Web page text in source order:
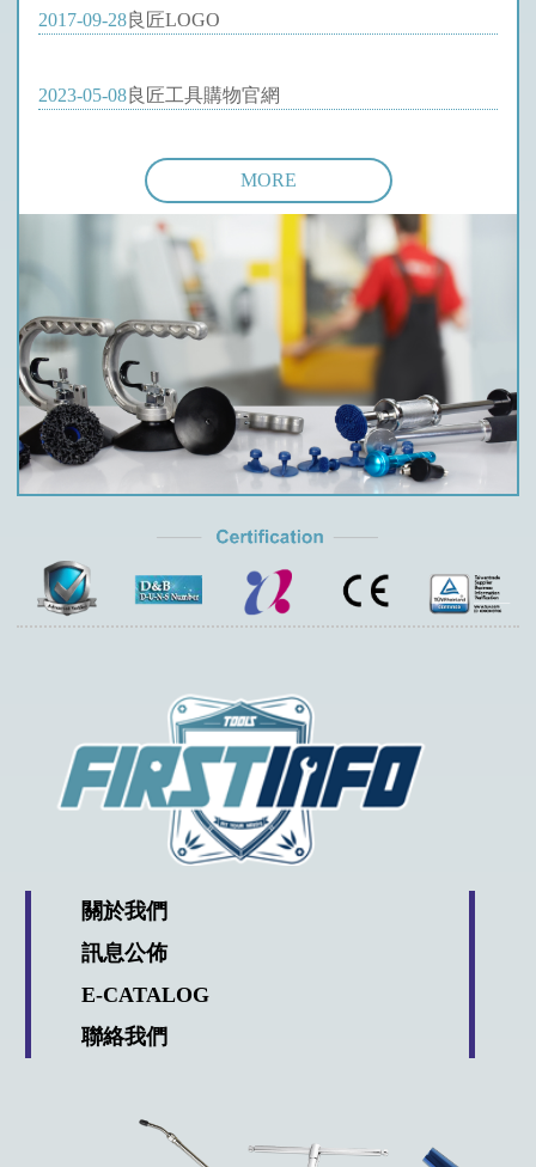
2017-09-28良匠LOGO
2023-05-08良匠工具購物官網
MORE
關於我們
訊息公佈
E-CATALOG
聯絡我們